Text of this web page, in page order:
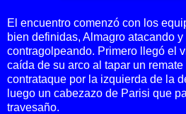
El encuentro comenzó con los
bien definidas, Almagro atacando y
contragolpeando. Primero llegó el
caída de su arco al tapar un
contrataque por la izquierda de la
luego un cabezazo de Parisi que
travesaño.